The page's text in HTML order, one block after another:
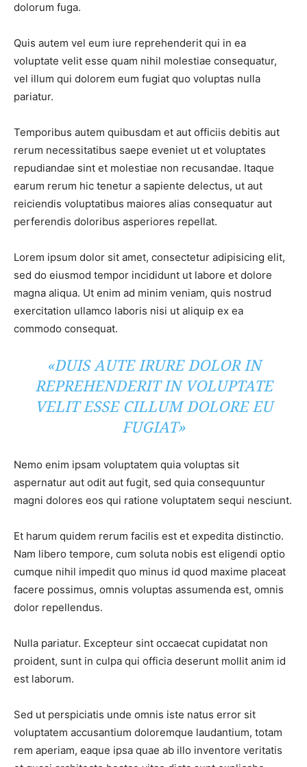
dolorum fuga.
Quis autem vel eum iure reprehenderit qui in ea
voluptate velit esse quam nihil molestiae consequatur,
vel illum qui dolorem eum fugiat quo voluptas nulla
pariatur.
Temporibus autem quibusdam et aut officiis debitis aut
rerum necessitatibus saepe eveniet ut et voluptates
repudiandae sint et molestiae non recusandae. Itaque
earum rerum hic tenetur a sapiente delectus, ut aut
reiciendis voluptatibus maiores alias consequatur aut
perferendis doloribus asperiores repellat.
Lorem ipsum dolor sit amet, consectetur adipisicing elit,
sed do eiusmod tempor incididunt ut labore et dolore
magna aliqua. Ut enim ad minim veniam, quis nostrud
exercitation ullamco laboris nisi ut aliquip ex ea
commodo consequat.
«DUIS AUTE IRURE DOLOR IN
REPREHENDERIT IN VOLUPTATE
VELIT ESSE CILLUM DOLORE EU
FUGIAT»
Nemo enim ipsam voluptatem quia voluptas sit
aspernatur aut odit aut fugit, sed quia consequuntur
magni dolores eos qui ratione voluptatem sequi nesciunt.
Et harum quidem rerum facilis est et expedita distinctio.
Nam libero tempore, cum soluta nobis est eligendi optio
cumque nihil impedit quo minus id quod maxime placeat
facere possimus, omnis voluptas assumenda est, omnis
dolor repellendus.
Nulla pariatur. Excepteur sint occaecat cupidatat non
proident, sunt in culpa qui officia deserunt mollit anim id
est laborum.
Sed ut perspiciatis unde omnis iste natus error sit
voluptatem accusantium doloremque laudantium, totam
rem aperiam, eaque ipsa quae ab illo inventore veritatis